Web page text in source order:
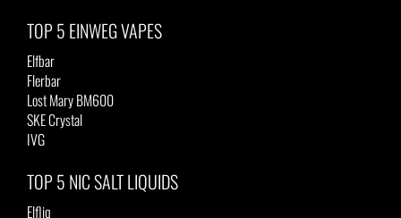
TOP 5 EINWEG VAPES
Elfbar
Flerbar
Lost Mary BM600
SKE Crystal
IVG
TOP 5 NIC SALT LIQUIDS
Elfliq